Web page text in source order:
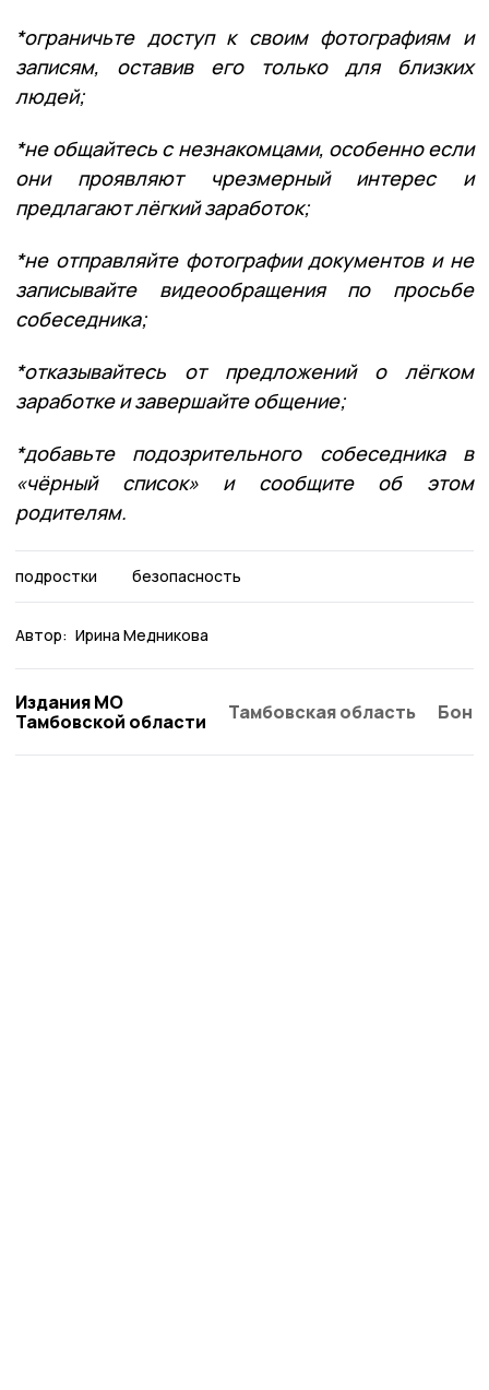
*ограничьте доступ к своим фотографиям и
записям, оставив его только для близких
людей;
*не общайтесь с незнакомцами, особенно если
они проявляют чрезмерный интерес и
предлагают лёгкий заработок;
*не отправляйте фотографии документов и не
записывайте видеообращения по просьбе
собеседника;
*отказывайтесь от предложений о лёгком
заработке и завершайте общение;
*добавьте подозрительного собеседника в
«чёрный список» и сообщите об этом
родителям.
подростки безопасность
Автор: Ирина Медникова
Издания МО
Тамбовской области
Тамбовская область